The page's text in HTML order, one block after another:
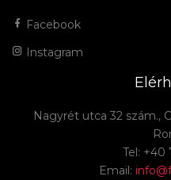
Facebook
Instagram
Nagyrét utca 32 szám.,
Tel: +40
Email: